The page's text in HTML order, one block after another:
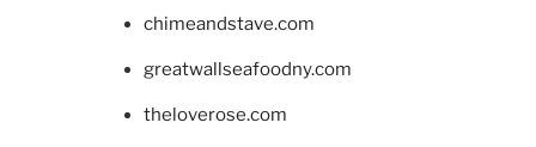
chimeandstave.com
greatwallseafoodny.com
theloverose.com